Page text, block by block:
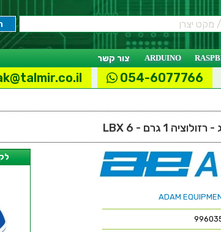
ARDUINO צור קשר
054-6077766
ADAM